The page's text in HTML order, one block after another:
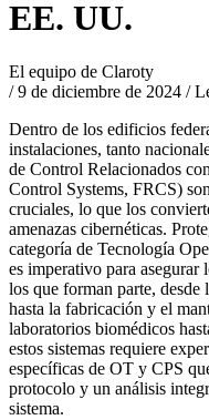
EE. UU.
El equipo de Claroty
/ 9 de diciembre de 2024 /
Dentro de los edificios
instalaciones, tanto
de Control Relacionados
Control Systems, FRCS)
cruciales, lo que los
amenazas cibernéticas.
categoría de Tecnología
es imperativo para asegurar
los que forman parte,
hasta la fabricación y el
laboratorios biomédicos
estos sistemas requiere
específicas de OT y CPS
protocolo y un análisis
sistema.